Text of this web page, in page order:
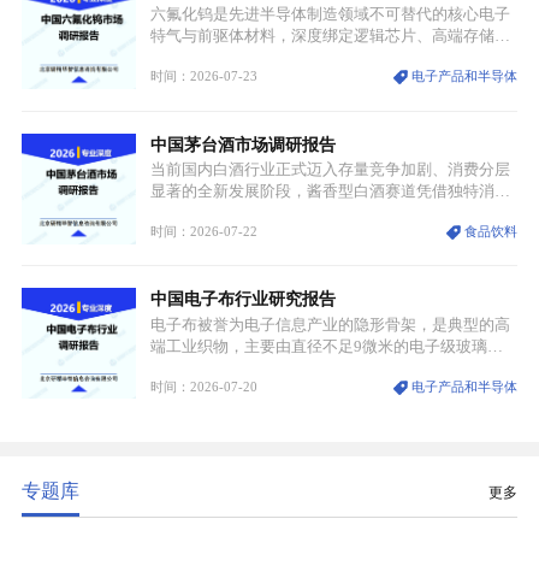
需资源。
六氟化钨是先进半导体制造领域不可替代的核心电子
特气与前驱体材料，深度绑定逻辑芯片、高端存储芯
沉积（CVD）、原子层沉积（ALD）工艺专用前驱体
密制造流程。
时间：2026-07-23 电子产品和半导体
中国茅台酒市场调研报告
当前国内白酒行业正式迈入存量竞争加剧、消费分层
显著的全新发展阶段，酱香型白酒赛道凭借独特消费
道。贵州茅台凭借独一无二的核心产区壁垒、刚性产
业。
时间：2026-07-22 食品饮料
中国电子布行业研究报告
电子布被誉为电子信息产业的隐形骨架，是典型的高
端工业织物，主要由直径不足9微米的电子级玻璃纤
生产制造过程中不可或缺的核心基材。电子布具备高
时间：2026-07-20 电子产品和半导体
专题库 更多